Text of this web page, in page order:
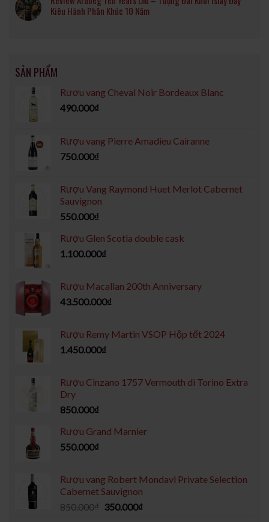
Kiêu Hãnh Phân Khúc 10 Năm
SẢN PHẨM
Rượu vang Cheval Noir Bordeaux Blanc
490.000₫
Rượu vang Pierre Amadieu Cairanne
750.000₫
Rượu Vang Raymond Huet Merlot Cabernet
Sauvignon
550.000₫
Rượu Glen Scotia double cask
1.100.000₫
Rượu Macallan 200th Anniversary
43.500.000₫
Rượu Remy Martin VSOP Hộp tết 2024
1.450.000₫
Rượu Cinzano 1757 Vermouth di Torino Extra
Dry
850.000₫
Rượu Grand Marnier
550.000₫
Rượu vang Robert Mondavi Private Selection
Cabernet Sauvignon
850.000₫ 350.000₫